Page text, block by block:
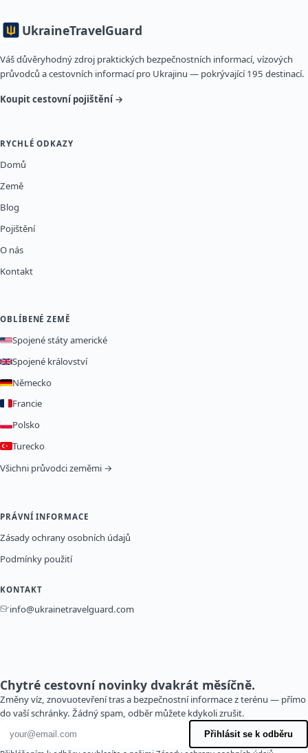
UkraineTravelGuard
Váš důvěryhodný zdroj praktických bezpečnostních informací, vízových
průvodců a cestovních informací pro Ukrajinu — pokrývající 195 destinací.
Koupit cestovní pojištění →
RYCHLÉ ODKAZY
Domů
Země
Blog
Pojištění
O nás
Kontakt
OBLÍBENÉ ZEMĚ
Spojené státy americké
Spojené království
Německo
Francie
Polsko
Turecko
Všichni průvodci zeměmi →
PRÁVNÍ INFORMACE
Zásady ochrany osobních údajů
Podmínky použití
KONTAKT
info@ukrainetravelguard.com
Chytré cestovní novinky dvakrát měsíčně.
Změny víz, znovuotevření tras a bezpečnostní informace z terénu — přímo
do vaší schránky. Žádný spam, odběr můžete kdykoli zrušit.
E-mailová adresa
Přihlásit se k odběru